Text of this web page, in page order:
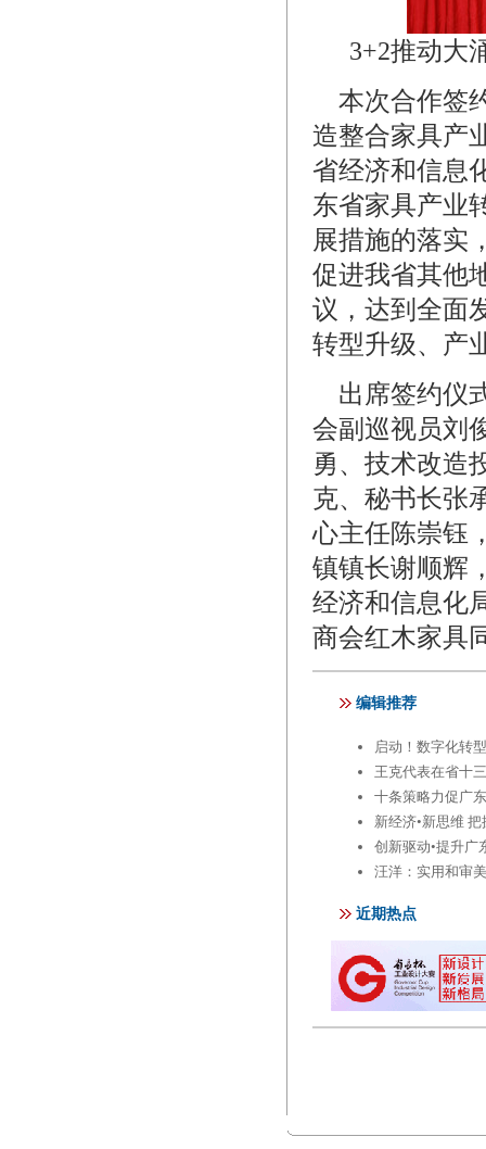
3+2推动大
本次合作签
造整合家具产
省经济和信息
东省家具产业
展措施的落实
促进我省其他
议，达到全面
转型升级、产
出席签约仪
会副巡视员刘
勇、技术改造
克、秘书长张
心主任陈崇钰
镇镇长谢顺辉
经济和信息化
商会红木家具